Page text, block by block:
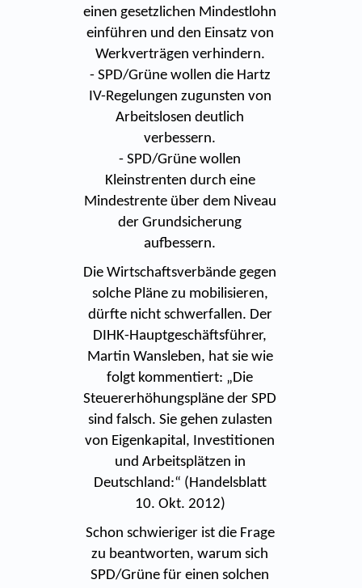
einen gesetzlichen Mindestlohn
einführen und den Einsatz von
Werkverträgen verhindern.
- SPD/Grüne wollen die Hartz
IV-Regelungen zugunsten von
Arbeitslosen deutlich
verbessern.
- SPD/Grüne wollen
Kleinstrenten durch eine
Mindestrente über dem Niveau
der Grundsicherung
aufbessern.
Die Wirtschaftsverbände gegen
solche Pläne zu mobilisieren,
dürfte nicht schwerfallen. Der
DIHK-Hauptgeschäftsführer,
Martin Wansleben, hat sie wie
folgt kommentiert: „Die
Steuererhöhungspläne der SPD
sind falsch. Sie gehen zulasten
von Eigenkapital, Investitionen
und Arbeitsplätzen in
Deutschland:“ (Handelsblatt
10. Okt. 2012)
Schon schwieriger ist die Frage
zu beantworten, warum sich
SPD/Grüne für einen solchen